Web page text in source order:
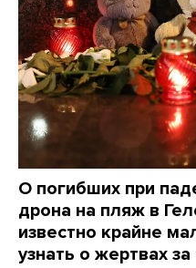
О погибших при
дрона на пляж в
известно крайне
узнать о жертвах за